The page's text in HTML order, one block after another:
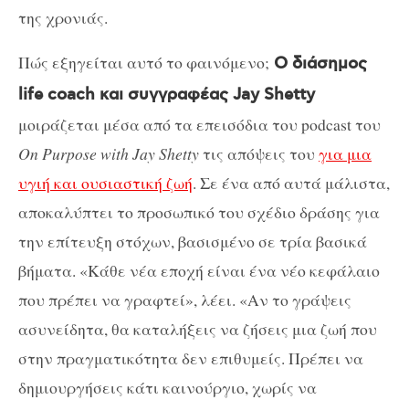
της χρονιάς.
Πώς εξηγείται αυτό το φαινόμενο; Ο διάσημος
life coach και συγγραφέας Jay Shetty
μοιράζεται μέσα από τα επεισόδια του podcast του
On Purpose with Jay Shettyτις απόψεις του για μια
υγιή και ουσιαστική ζωή. Σε ένα από αυτά μάλιστα,
αποκαλύπτει το προσωπικό του σχέδιο δράσης για
την επίτευξη στόχων, βασισμένο σε τρία βασικά
βήματα. «Κάθε νέα εποχή είναι ένα νέο κεφάλαιο
που πρέπει να γραφτεί», λέει. «Αν το γράψεις
ασυνείδητα, θα καταλήξεις να ζήσεις μια ζωή που
στην πραγματικότητα δεν επιθυμείς. Πρέπει να
δημιουργήσεις κάτι καινούργιο, χωρίς να